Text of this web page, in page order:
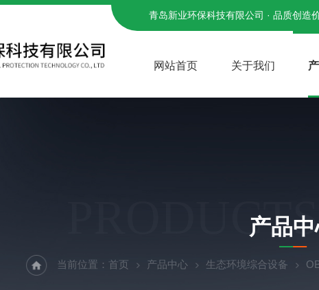
青岛新业环保科技有限公司 · 品质创造
网站首页 关于我们
产品
当前位置： 首页 产品中心 生态环境综合设备